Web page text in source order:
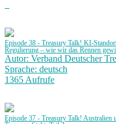
Episode 38 - Treasury Talk! KI-
Regulierung – wie wir das Rennen
Autor: Verband Deutscher
Sprache: deutsch
1365 Aufrufe
Episode 37 - Treasury Talk! Australien